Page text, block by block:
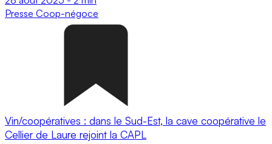
Presse Coop-négoce
Vin/coopératives : dans le Sud-Est, la cave coopérative le
Cellier de Laure rejoint la CAPL